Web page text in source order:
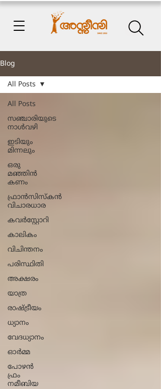
Blog
All Posts
സഞ്ചാരിയുടെ
നാൾവഴി
ഇടിയും
മിന്നലും
ഒരു
മഞ്ഞിൻ
കണം
ഫ്രാൻസിസ്കൻ
വിചാരധാര
കവർസ്റ്റോറി
കാലികം
വിചിന്തനം
പരിസ്ഥിതി
അക്ഷരം
യാത്ര
രാഷ്ട്രീയം
ധ്യാനം
വേദധ്യാനം
ഓർമ്മ
പോഴൻ
ഫ്രം
നമീബിയ
All Posts